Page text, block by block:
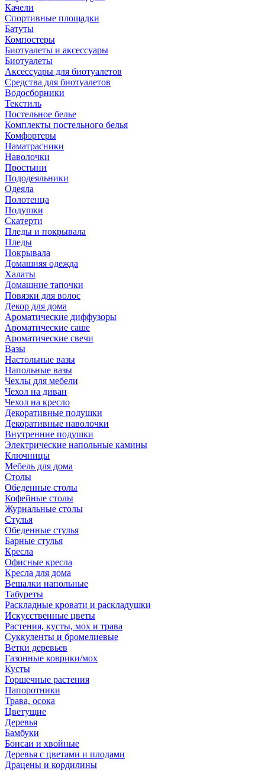
Качели
Спортивные площадки
Батуты
Компостеры
Биотуалеты и аксессуары
Биотуалеты
Аксессуары для биотуалетов
Средства для биотуалетов
Водосборники
Текстиль
Постельное белье
Комплекты постельного белья
Комфортеры
Наматрасники
Наволочки
Простыни
Пододеяльники
Одеяла
Полотенца
Подушки
Скатерти
Пледы и покрывала
Пледы
Покрывала
Домашняя одежда
Халаты
Домашние тапочки
Повязки для волос
Декор для дома
Ароматические диффузоры
Ароматические саше
Ароматические свечи
Вазы
Настольные вазы
Напольные вазы
Чехлы для мебели
Чехол на диван
Чехол на кресло
Декоративные подушки
Декоративные наволочки
Внутренние подушки
Электрические напольные камины
Ключницы
Мебель для дома
Столы
Обеденные столы
Кофейные столы
Журнальные столы
Стулья
Обеденные стулья
Барные стулья
Кресла
Офисные кресла
Кресла для дома
Вешалки напольные
Табуреты
Раскладные кровати и раскладушки
Искусственные цветы
Растения, кусты, мох и трава
Суккуленты и бромелиевые
Ветки деревьев
Газонные коврики/мох
Кусты
Горшечные растения
Папоротники
Трава, осока
Цветущие
Деревья
Бамбуки
Бонсаи и хвойные
Деревья с цветами и плодами
Драцены и кордилины